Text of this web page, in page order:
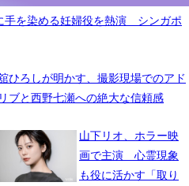
手を染める妊婦役を熱演 シンガポ
ひろしが明かす、撮影現場でのアド
リブと西野七瀬への絶大な信頼感
山下リオ、ホラー映
画で主演 心霊現象
も役に活かす「取り